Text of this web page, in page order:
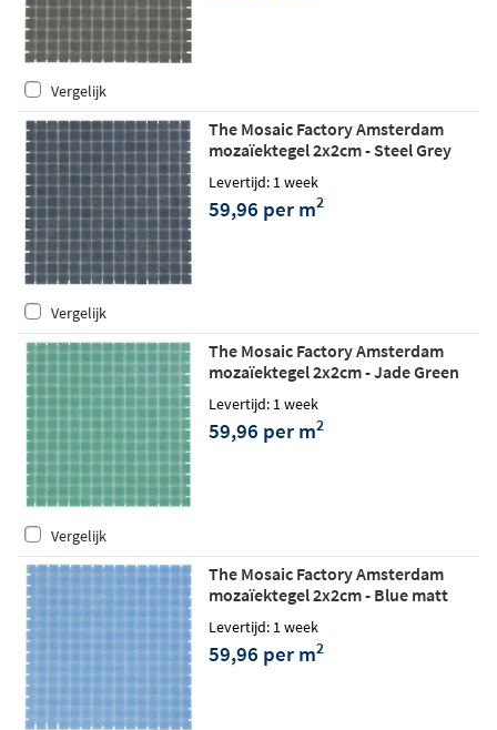
Vergelijk
The Mosaic Factory Amsterdam
mozaïektegel 2x2cm - Steel Grey
Levertijd: 1 week
59,96 per m2
Vergelijk
The Mosaic Factory Amsterdam
mozaïektegel 2x2cm - Jade Green
Levertijd: 1 week
59,96 per m2
Vergelijk
The Mosaic Factory Amsterdam
mozaïektegel 2x2cm - Blue matt
Levertijd: 1 week
59,96 per m2